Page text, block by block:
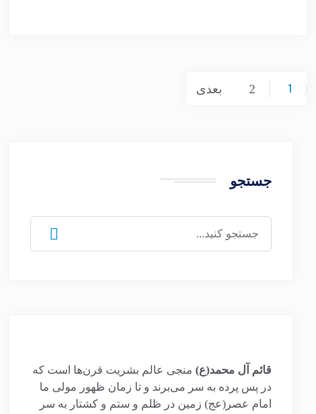
صفحه‌بندی
1
2 بعدی
جستجو
برای:
قائم آل محمد(ع) منجی عالم بشریت قرن‌ها است که
در پس پرده به سر می‌برند و تا زمان ظهور مولی ما
امام عصر(عج) زمین در ظلم و ستم و کشتار به سر